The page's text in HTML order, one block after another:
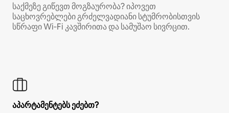
საქმეზე გიწევთ მოგზაურობა? იპოვეთ
საცხოვრებლები გრძელვადიანი სტუმრობისთვის
სწრაფი Wi‑Fi კავშირითა და სამუშაო სივრცით.
აპარტამენტებს ეძებთ?